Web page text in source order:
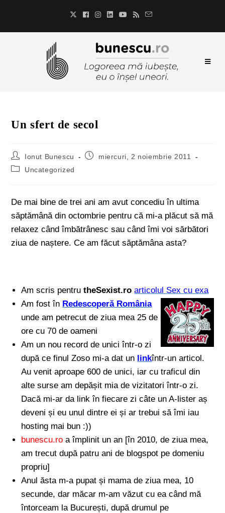
Un sfert de secol
Ionut Bunescu
miercuri, 2 noiembrie 2011
Uncategorized
De mai bine de trei ani am avut concediu în ultima
săptămână din octombrie pentru că mi-a plăcut să mă
relaxez când îmbătrânesc sau când îmi voi sărbători
ziua de naștere. Ce am făcut săptămâna asta?
Am scris pentrutheSexist.ro articolul Sex cu exa
Am fost în Redescoperă România
unde am petrecut de ziua mea 25 de
ore cu 70 de oameni
Am un nou record de unici într-o zi
după ce finul Zoso mi-a dat un linkîntr-un articol.
Au venit aproape 600 de unici, iar cu traficul din
alte surse am depășit mia de vizitatori într-o zi.
Dacă mi-ar da link în fiecare zi câte un A-lister aș
deveni și eu unul dintre ei și ar trebui să îmi iau
hosting mai bun :))
bunescu.ro a împlinit un an [în 2010, de ziua mea,
am trecut după patru ani de blogspot pe domeniu
propriu]
Anul ăsta m-a pupat și mama de ziua mea, 10
secunde, dar măcar m-am văzut cu ea când mă
întorceam la București, după drumul pe